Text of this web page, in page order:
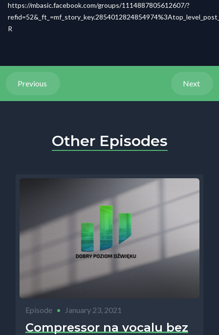
https://mbasic.facebook.com/groups/1114887805612607/?
R
Previous Next
Other Episodes
Episode • January 23, 2021
Compressor na vocalu bez